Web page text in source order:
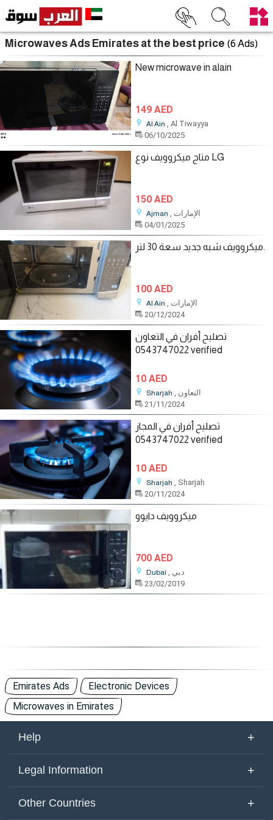
Microwaves Ads Emirates at the best price (6 Ads)
New microwave in alain
149 AED
Al Ain , Al Tiwayya
06/10/2025
متاح ميكروويف نوع LG
150 AED
Ajman
, الإمارات
04/01/2025
ميكروويف شبه جديد سعة 30 لتر.
100 AED
Al Ain
, الإمارات
20/12/2024
تصليح أفران في التعاون
0543747022 verified
10 AED
Sharjah
, التعاون
21/11/2024
تصليح أفران في المجاز
0543747022 verified
10 AED
Sharjah , Sharjah
20/11/2024
ميكروويف دايوو
700 AED
Dubai
, دبي
23/02/2019
Emirates Ads
Electronic Devices
Microwaves in Emirates
Help +
About Us
Legal Information +
Terms of Use
Other Countries +